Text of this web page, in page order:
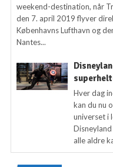
weekend-destination, når
den 7. april 2019 flyver
Københavns Lufthavn og
Nantes...
Hver dag
kan du nu
universet i
alle aldre